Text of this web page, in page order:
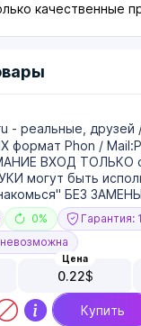
качественные
- реальные, друзей
формат Phon /
ВХОД ТОЛЬКО
могут быть
БЕЗ
0%
Гарантия:
Цена
0.22$
Купить